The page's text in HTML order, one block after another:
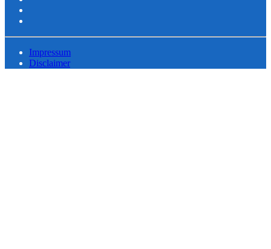
Impressum
Disclaimer